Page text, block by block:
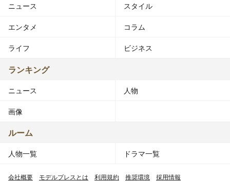
ニュース スタイル
エンタメ コラム
ライフ ビジネス
ランキング
ニュース 人物
画像
ルーム
人物一覧 ドラマ一覧
会社概要 モデルプレスとは 利用規約 推奨環境 採用情報